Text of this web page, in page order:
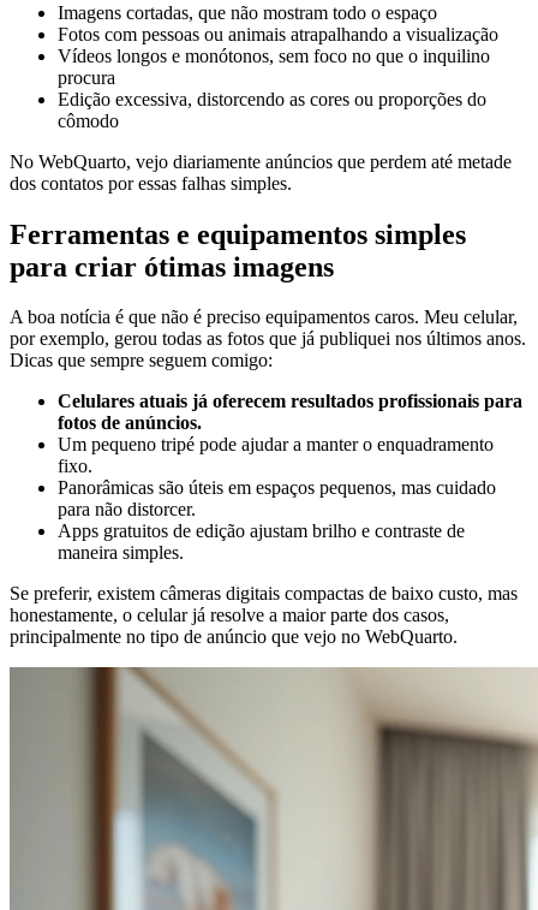
Imagens cortadas, que não mostram todo o espaço
Fotos com pessoas ou animais atrapalhando a visualização
Vídeos longos e monótonos, sem foco no que o inquilino
procura
Edição excessiva, distorcendo as cores ou proporções do
cômodo
No WebQuarto, vejo diariamente anúncios que perdem até metade
dos contatos por essas falhas simples.
Ferramentas e equipamentos simples
para criar ótimas imagens
A boa notícia é que não é preciso equipamentos caros. Meu celular,
por exemplo, gerou todas as fotos que já publiquei nos últimos anos.
Dicas que sempre seguem comigo:
Celulares atuais já oferecem resultados profissionais para
fotos de anúncios.
Um pequeno tripé pode ajudar a manter o enquadramento
fixo.
Panorâmicas são úteis em espaços pequenos, mas cuidado
para não distorcer.
Apps gratuitos de edição ajustam brilho e contraste de
maneira simples.
Se preferir, existem câmeras digitais compactas de baixo custo, mas
honestamente, o celular já resolve a maior parte dos casos,
principalmente no tipo de anúncio que vejo no WebQuarto.